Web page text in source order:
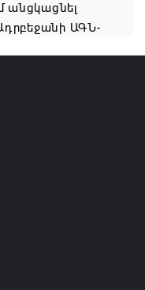
Բաղեր
անցկացնել
ԱԳՆ-